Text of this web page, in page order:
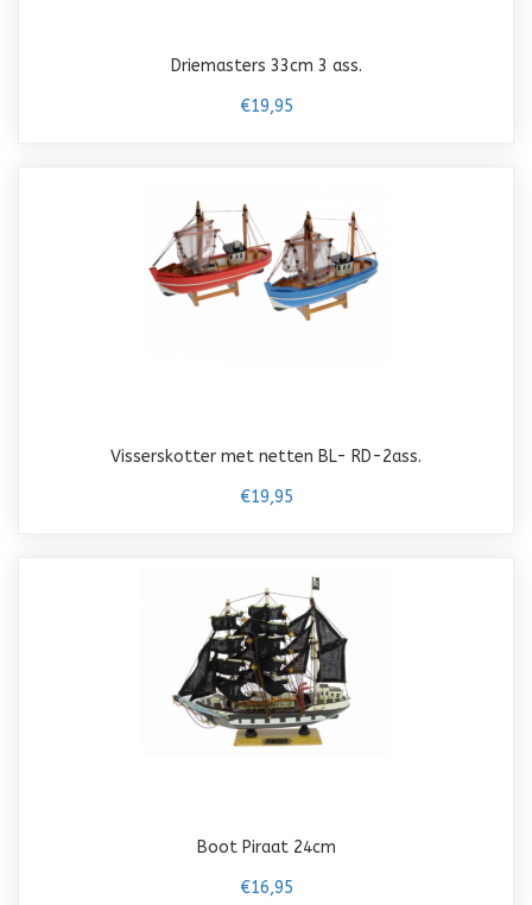
Driemasters 33cm 3 ass.
€19,95
Visserskotter met netten BL- RD-2ass.
€19,95
Boot Piraat 24cm
€16,95